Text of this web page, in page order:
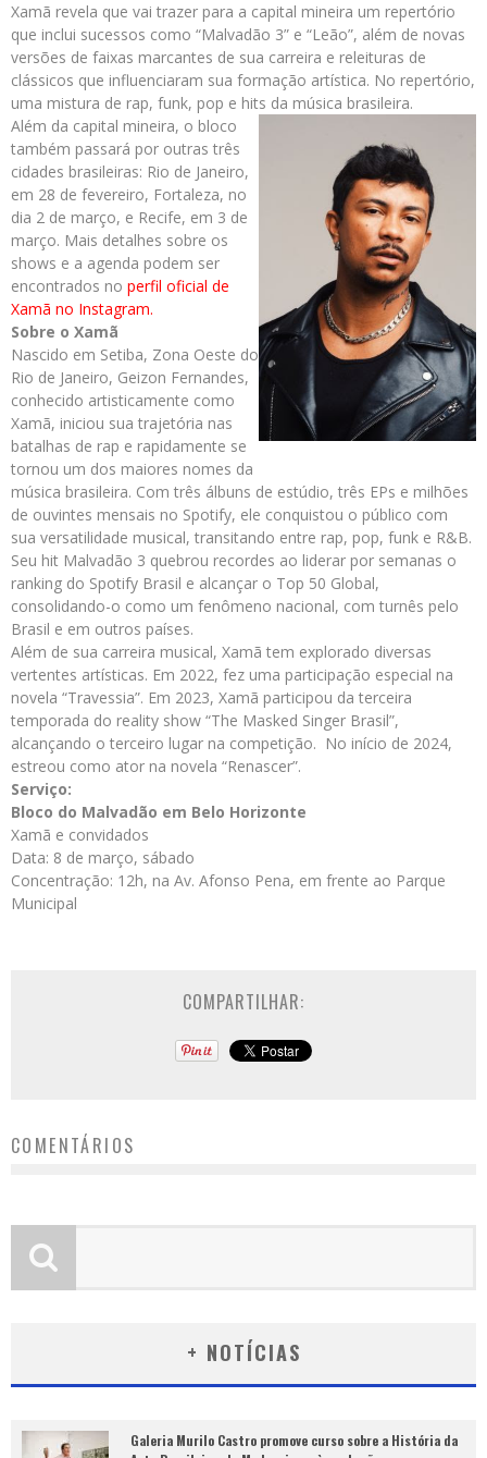
Xamã revela que vai trazer para a capital mineira um repertório
que inclui sucessos como “Malvadão 3” e “Leão”, além de novas
versões de faixas marcantes de sua carreira e releituras de
clássicos que influenciaram sua formação artística. No repertório,
uma mistura de rap, funk, pop e hits da música brasileira.
Além da capital mineira, o bloco
também passará por outras três
cidades brasileiras: Rio de Janeiro,
em 28 de fevereiro, Fortaleza, no
dia 2 de março, e Recife, em 3 de
março. Mais detalhes sobre os
shows e a agenda podem ser
encontrados no perfil oficial de
Xamã no Instagram.
Sobre o Xamã
Nascido em Setiba, Zona Oeste do
Rio de Janeiro, Geizon Fernandes,
conhecido artisticamente como
Xamã, iniciou sua trajetória nas
batalhas de rap e rapidamente se
tornou um dos maiores nomes da
música brasileira. Com três álbuns de estúdio, três EPs e milhões
de ouvintes mensais no Spotify, ele conquistou o público com
sua versatilidade musical, transitando entre rap, pop, funk e R&B.
Seu hit Malvadão 3 quebrou recordes ao liderar por semanas o
ranking do Spotify Brasil e alcançar o Top 50 Global,
consolidando-o como um fenômeno nacional, com turnês pelo
Brasil e em outros países.
Além de sua carreira musical, Xamã tem explorado diversas
vertentes artísticas. Em 2022, fez uma participação especial na
novela “Travessia”. Em 2023, Xamã participou da terceira
temporada do reality show “The Masked Singer Brasil”,
alcançando o terceiro lugar na competição. No início de 2024,
estreou como ator na novela “Renascer”.
Serviço:
Bloco do Malvadão em Belo Horizonte
Xamã e convidados
Data: 8 de março, sábado
Concentração: 12h, na Av. Afonso Pena, em frente ao Parque
Municipal
COMPARTILHAR:
COMENTÁRIOS
+ NOTÍCIAS
Galeria Murilo Castro promove curso sobre a História da